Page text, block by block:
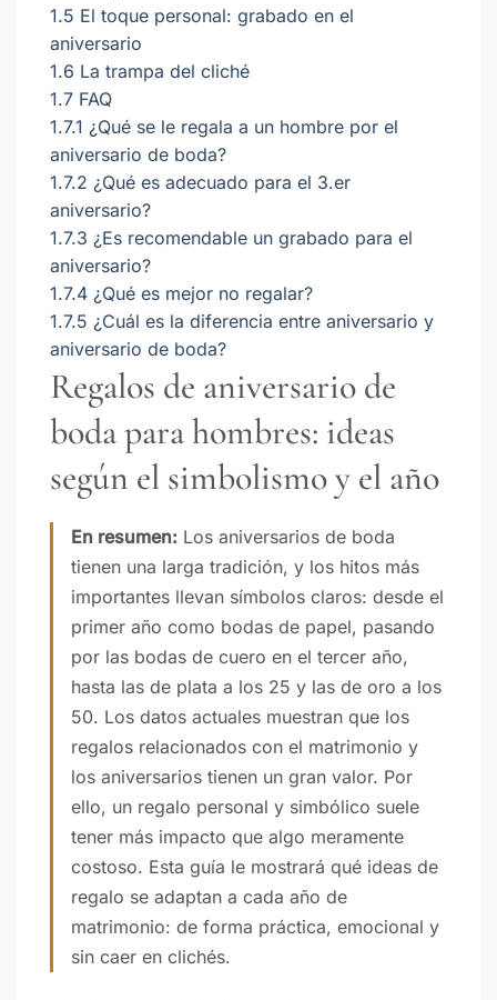
1.5 El toque personal: grabado en el
aniversario
1.6 La trampa del cliché
1.7 FAQ
1.7.1 ¿Qué se le regala a un hombre por el
aniversario de boda?
1.7.2 ¿Qué es adecuado para el 3.er
aniversario?
1.7.3 ¿Es recomendable un grabado para el
aniversario?
1.7.4 ¿Qué es mejor no regalar?
1.7.5 ¿Cuál es la diferencia entre aniversario y
aniversario de boda?
Regalos de aniversario de
boda para hombres: ideas
según el simbolismo y el año
En resumen: Los aniversarios de boda
tienen una larga tradición, y los hitos más
importantes llevan símbolos claros: desde el
primer año como bodas de papel, pasando
por las bodas de cuero en el tercer año,
hasta las de plata a los 25 y las de oro a los
50. Los datos actuales muestran que los
regalos relacionados con el matrimonio y
los aniversarios tienen un gran valor. Por
ello, un regalo personal y simbólico suele
tener más impacto que algo meramente
costoso. Esta guía le mostrará qué ideas de
regalo se adaptan a cada año de
matrimonio: de forma práctica, emocional y
sin caer en clichés.